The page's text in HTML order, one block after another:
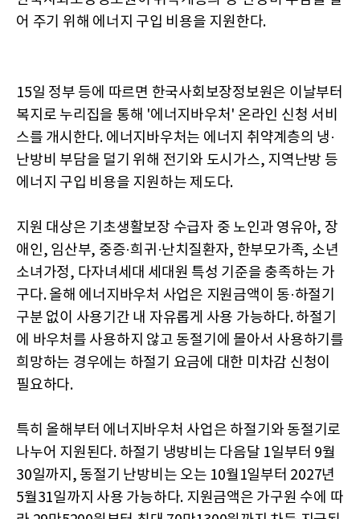
어 주기 위해 에너지 구입 비용을 지원한다.
15일 정부 등에 따르면 한국사회보장정보원은 이날부터
복지로 누리집을 통해 '에너지바우처' 온라인 신청 서비
스를 개시한다. 에너지바우처는 에너지 취약계층의 냉·
난방비 부담을 덜기 위해 전기와 도시가스, 지역난방 등
에너지 구입 비용을 지원하는 제도다.
지원 대상은 기초생활보장 수급자 중 노인과 영유아, 장
애인, 임산부, 중증·희귀·난치질환자, 한부모가족, 소년
소녀가정, 다자녀세대 세대원 특성 기준을 충족하는 가
구다. 올해 에너지바우처 사업은 지원금액이 동·하절기
구분 없이 사용기간 내 자유롭게 사용 가능하다. 하절기
에 바우처를 사용하지 않고 동절기에 몰아서 사용하기를
희망하는 경우에는 하절기 요금에 대한 미차감 신청이
필요하다.
특히 올해부터 에너지바우처 사업은 하절기와 동절기로
나누어 지원된다. 하절기 냉방비는 다음달 1일부터 9월
30일까지, 동절기 난방비는 오는 10월1일부터 2027년
5월31일까지 사용 가능하다. 지원금액은 가구원 수에 따